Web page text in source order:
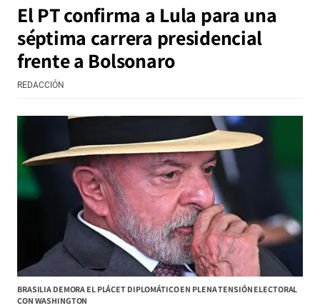
El PT confirma a Lula para una
séptima carrera presidencial
frente a Bolsonaro
REDACCIÓN
BRASILIA DEMORA EL PLÁCET DIPLOMÁTICO EN PLENA TENSIÓN ELECTORAL
CON WASHINGTON